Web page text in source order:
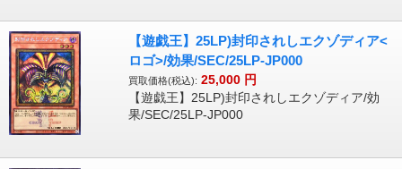
【遊戯王】25LP)封印されしエクゾディア<
ロゴ>/効果/SEC/25LP-JP000
買取価格(税込): 25,000 円
【遊戯王】25LP)封印されしエクゾディア/効
果/SEC/25LP-JP000